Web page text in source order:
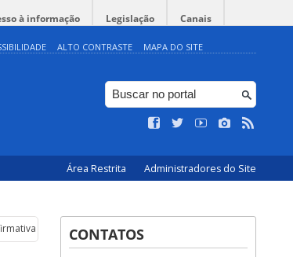
à informação Legislação Canais
ALTO CONTRASTE MAPA DO SITE
Área Restrita Administradores do Site
CONTATOS